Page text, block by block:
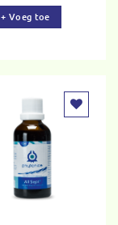
+ Voeg toe
Toevoegen
verlanglijst